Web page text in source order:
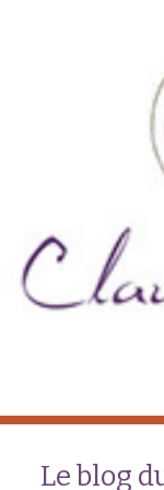
Le blog